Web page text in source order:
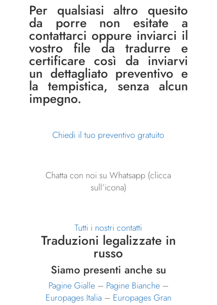
Per qualsiasi altro quesito
da porre non esitate a
contattarci oppure inviarci il
vostro file da tradurre e
certificare così da inviarvi
un dettagliato preventivo e
la tempistica, senza alcun
impegno.
Chiedi il tuo preventivo gratuito
Chatta con noi su Whatsapp (clicca
sull’icona)
Tutti i nostri contatti
Traduzioni legalizzate in
russo
Siamo presenti anche su
Pagine Gialle– Pagine Bianche–
Europages Italia– Europages Gran